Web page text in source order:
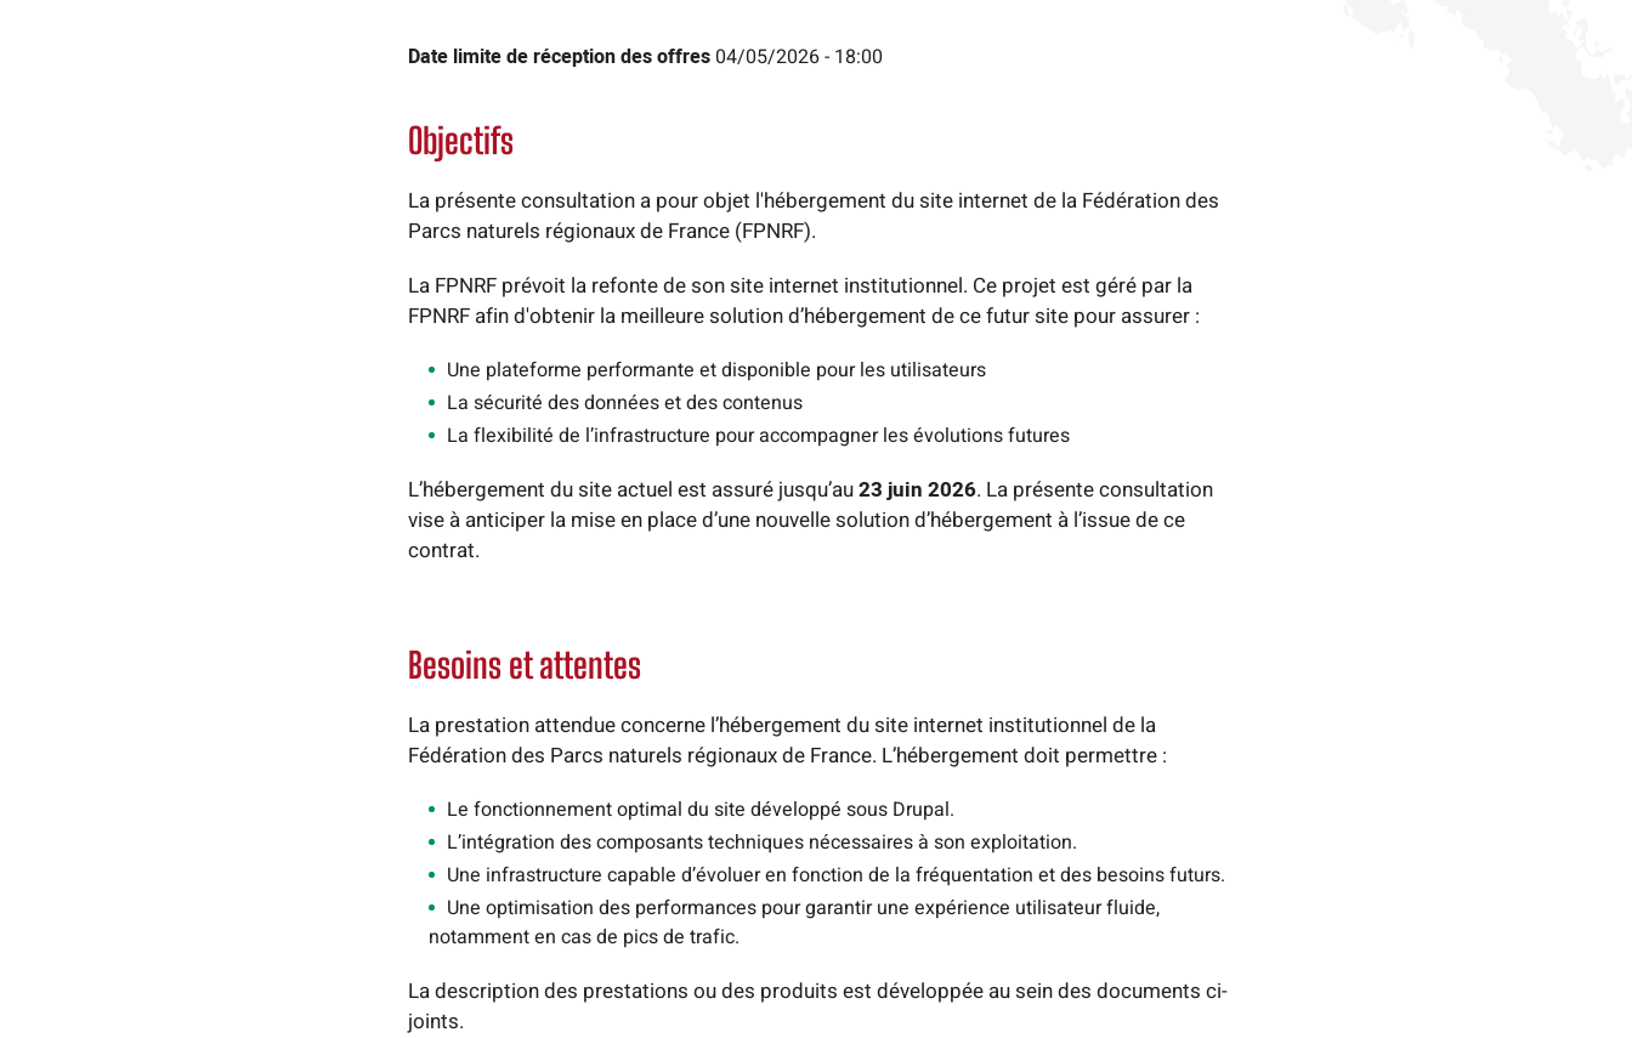
Date limite de réception des offres 04/05/2026 - 18:00
Objectifs
La présente consultation a pour objet l'hébergement du site internet de la Fédération des
Parcs naturels régionaux de France (FPNRF).
La FPNRF prévoit la refonte de son site internet institutionnel. Ce projet est géré par la
FPNRF afin d'obtenir la meilleure solution d’hébergement de ce futur site pour assurer :
Une plateforme performante et disponible pour les utilisateurs
La sécurité des données et des contenus
La flexibilité de l’infrastructure pour accompagner les évolutions futures
L’hébergement du site actuel est assuré jusqu’au23 juin 2026. La présente consultation
vise à anticiper la mise en place d’une nouvelle solution d’hébergement à l’issue de ce
contrat.
Besoins et attentes
La prestation attendue concerne l’hébergement du site internet institutionnel de la
Fédération des Parcs naturels régionaux de France. L’hébergement doit permettre :
Le fonctionnement optimal du site développé sous Drupal.
L’intégration des composants techniques nécessaires à son exploitation.
Une infrastructure capable d’évoluer en fonction de la fréquentation et des besoins futurs.
Une optimisation des performances pour garantir une expérience utilisateur fluide,
notamment en cas de pics de trafic.
La description des prestations ou des produits est développée au sein des documents ci-
joints.